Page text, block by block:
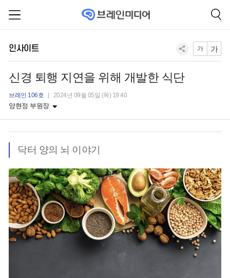
인사이트 가 가
신경 퇴행 지연을 위해 개발한 식단
브레인 106호
2024년 09월 05일 (목) 19:40
양현정 부원장
닥터 양의 뇌 이야기